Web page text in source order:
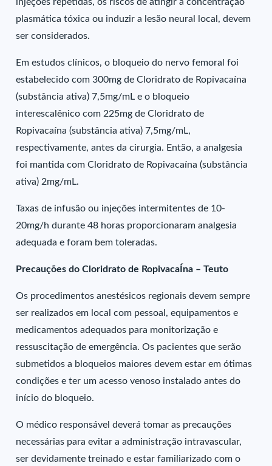
plasmática tóxica ou induzir a lesão neural local, devem
ser considerados.
Em estudos clínicos, o bloqueio do nervo femoral foi
estabelecido com 300mg de Cloridrato de Ropivacaína
(substância ativa) 7,5mg/mL e o bloqueio
interescalênico com 225mg de Cloridrato de
Ropivacaína (substância ativa) 7,5mg/mL,
respectivamente, antes da cirurgia. Então, a analgesia
foi mantida com Cloridrato de Ropivacaína (substância
ativa) 2mg/mL.
Taxas de infusão ou injeções intermitentes de 10-
20mg/h durante 48 horas proporcionaram analgesia
adequada e foram bem toleradas.
Precauções do Cloridrato de RopivacaÍna – Teuto
Os procedimentos anestésicos regionais devem sempre
ser realizados em local com pessoal, equipamentos e
medicamentos adequados para monitorização e
ressuscitação de emergência. Os pacientes que serão
submetidos a bloqueios maiores devem estar em ótimas
condições e ter um acesso venoso instalado antes do
início do bloqueio.
O médico responsável deverá tomar as precauções
necessárias para evitar a administração intravascular,
ser devidamente treinado e estar familiarizado com o